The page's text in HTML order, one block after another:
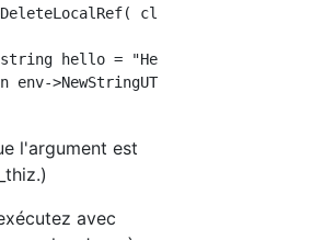
clazz );
hello = "Hello from C++";
env->NewStringUTF(hello.c_str());
l'argument est
avec